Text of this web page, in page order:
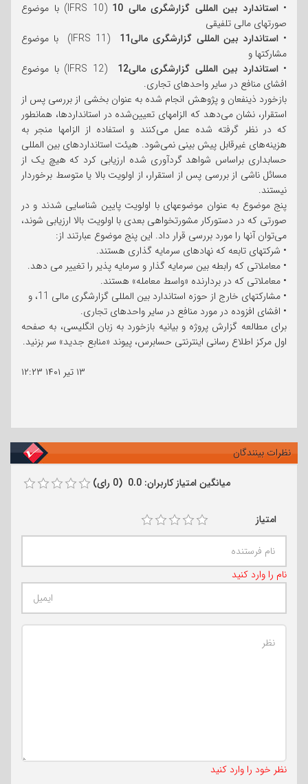
•استاندارد بین المللی گزارشگری مالی 10
(IFRS 10) با موضوع
صورتهای مالی تلفیقی
• استاندارد بین المللی گزارشگری مالی11
(IFRS 11) با موضوع
مشارکتها و
•استاندارد بین المللی گزارشگری مالی12
(IFRS 12) با موضوع
افشای منافع در سایر واحدهای تجاری.
بازخورد ذینفعان و پژوهش انجام شده به عنوان بخشی از بررسی پس از
استقرار، نشان می‌دهد که الزامهای تعیین‌شده در استانداردها، همانطور
که در نظر گرفته شده عمل می‌کنند و استفاده از الزامها منجر به
هزینه‌های غیرقابل پیش بینی نمی‌شود. هیئت استانداردهای بین المللی
حسابداری براساس شواهد گردآوری شده ارزیابی کرد که هیچ یک از
مسائل ناشی از بررسی پس از استقرار، از اولویت بالا یا متوسط برخوردار
نیستند.
پنج موضوع به‌ عنوان موضوعهای با اولویت پایین شناسایی شدند و در
صورتی که در دستورکار مشورتخواهی بعدی با اولویت بالا ارزیابی شوند،
می‌توان آنها را مورد بررسی قرار داد. این پنج موضوع عبارتند از:
• شرکتهای تابعه که نهادهای سرمایه گذاری هستند.
• معاملاتی که رابطه بین سرمایه گذار و سرمایه پذیر را تغییر می دهد.
• معاملاتی که در بردارنده «واسط معامله» هستند.
• مشارکتهای خارج از حوزه استاندارد بین المللی گزارشگری مالی 11، و
• افشای افزوده در مورد منافع در سایر واحدهای تجاری.
برای مطالعه گزارش پروژه و بیانیه بازخورد به زبان انگلیسی، به صفحه
اول مرکز اطلاع رسانی اینترنتی حسابرس، پیوند «منابع جدید» سر بزنید.
۱۳ تیر ۱۴۰۱
۱۲:۲۳
نظرات بینندگان
میانگین امتیاز کاربران: 0.0 (0 رای)
امتیاز
نام را وارد کنید
نظر خود را وارد کنید